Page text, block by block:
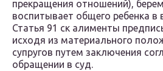
прекращения отношений),
воспитывает общего ребенка в
Статья 91 ск алименты
исходя из материального
супругов путем заключения
обращении в суд.